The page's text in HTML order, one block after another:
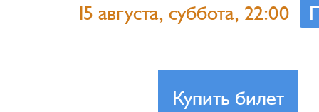
15 августа, суббота, 22:00
Купить билет